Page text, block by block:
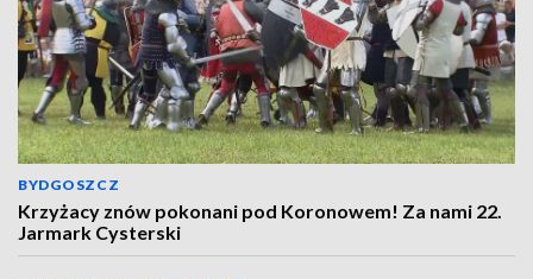
BYDGOSZCZ
Krzyżacy znów pokonani pod Koronowem! Za nami 22.
Jarmark Cysterski